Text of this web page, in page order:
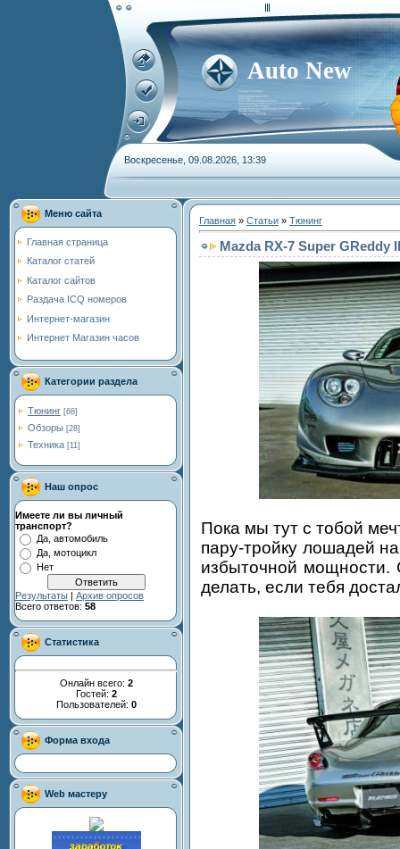
Auto New
Воскресенье, 09.08.2026, 13:39
Меню сайта
Главная страница
Каталог статей
Каталог сайтов
Раздача ICQ номеров
Интернет-магазин
Интернет Магазин часов
Категории раздела
Тюнинг [68]
Обзоры [28]
Техника [11]
Наш опрос
Имеете ли вы личный
транспорт?
Да, автомобиль
Да, мотоцикл
Нет
Результаты | Архив опросов
Всего ответов: 58
Статистика
Онлайн всего: 2
Гостей: 2
Пользователей: 0
Форма входа
Web мастеру
Главная » Статьи » Тюнинг
Mazda RX-7 Super
Пока мы тут с тобой
пару-тройку лошадей
избыточной мощности.
делать, если тебя